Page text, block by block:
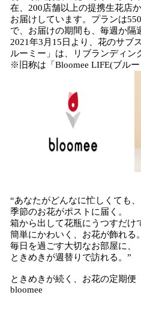
在、200店舗以上の提携生花店
お届けしています。プランは
で、お届けの期間も、毎週か隔
2021年3月15日より、花のサブ
ルーミー」は、リブランディン
※旧称は「Bloomee LIFE(ブルー
“あなたがどんなに忙しくても、
季節のお花がポストに届く。
箱から出して花瓶にうつすだけ
簡単にかわいく、お花が飾れる。
毎日を過ごす大切なお部屋に、
ときめきが週替りで訪れる。”
ときめきが続く、お花の定期便
bloomee